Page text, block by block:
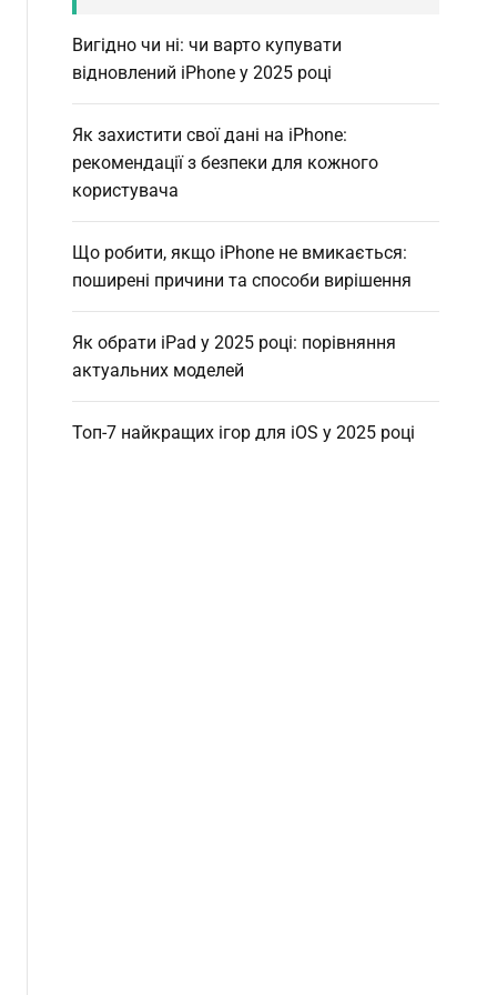
Вигідно чи ні: чи варто купувати
відновлений iPhone у 2025 році
Як захистити свої дані на iPhone:
рекомендації з безпеки для кожного
користувача
Що робити, якщо iPhone не вмикається:
поширені причини та способи вирішення
Як обрати iPad у 2025 році: порівняння
актуальних моделей
Топ-7 найкращих ігор для iOS у 2025 році